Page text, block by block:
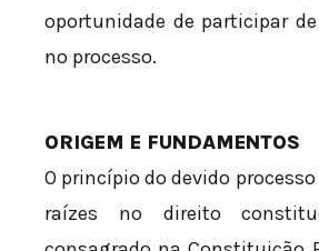
oportunidade de participar
no processo.
ORIGEM E FUNDAMENTOS
O princípio do devido
raízes no direito